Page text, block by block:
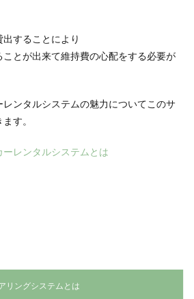
することにより
とが出来て維持費の心配をする必要が
ンタルシステムの魅力についてこのサ
す。
ーレンタルシステムとは
リングシステムとは